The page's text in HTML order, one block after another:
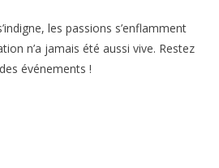
les passions s’enflamment
n’a jamais été aussi vive. Restez
événements !